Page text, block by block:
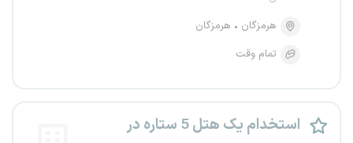
هرمزگان
هرمزگان
تمام وقت
استخدام یک هتل 5 ستاره در